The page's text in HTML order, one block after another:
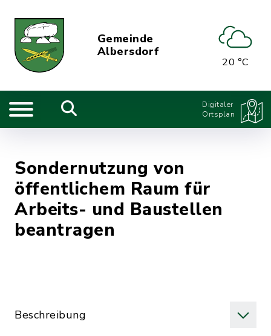
Gemeinde
Albersdorf
20 °C
Digitaler
Ortsplan
Sondernutzung von
öffentlichem Raum für
Arbeits- und Baustellen
beantragen
Beschreibung